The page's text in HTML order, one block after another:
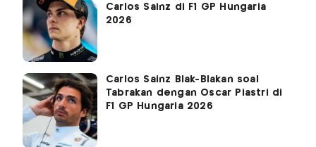
Carlos Sainz di F1 GP Hungaria
2026
Carlos Sainz Blak-Blakan soal
Tabrakan dengan Oscar Piastri di
F1 GP Hungaria 2026